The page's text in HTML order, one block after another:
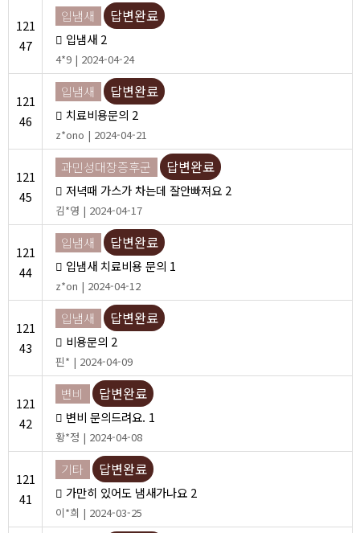
121
47
입냄새 답변완료
입냄새 2
4*9 | 2024-04-24
121
46
입냄새 답변완료
치료비용문의 2
z*ono | 2024-04-21
121
45
과민성대장증후군 답변완료
저녁때 가스가 차는데 잘안빠져요 2
김*영 | 2024-04-17
121
44
입냄새 답변완료
입냄새 치료비용 문의 1
z*on | 2024-04-12
121
43
입냄새 답변완료
비용문의 2
핀* | 2024-04-09
121
42
변비 답변완료
변비 문의드려요. 1
황*정 | 2024-04-08
121
41
기타 답변완료
가만히 있어도 냄새가나요 2
이*희 | 2024-03-25